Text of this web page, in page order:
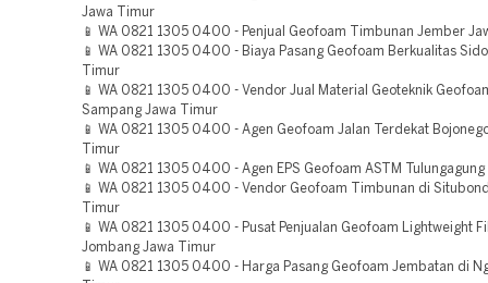
Jawa Timur
📱 WA 0821 1305 0400 - Penjual Geofoam Timbunan Jember
📱 WA 0821 1305 0400 - Biaya Pasang Geofoam Berkualitas
Timur
📱 WA 0821 1305 0400 - Vendor Jual Material Geoteknik
Sampang Jawa Timur
📱 WA 0821 1305 0400 - Agen Geofoam Jalan Terdekat
Timur
📱 WA 0821 1305 0400 - Agen EPS Geofoam ASTM
📱 WA 0821 1305 0400 - Vendor Geofoam Timbunan di
Timur
📱 WA 0821 1305 0400 - Pusat Penjualan Geofoam Lightweight
Jombang Jawa Timur
📱 WA 0821 1305 0400 - Harga Pasang Geofoam Jembatan di